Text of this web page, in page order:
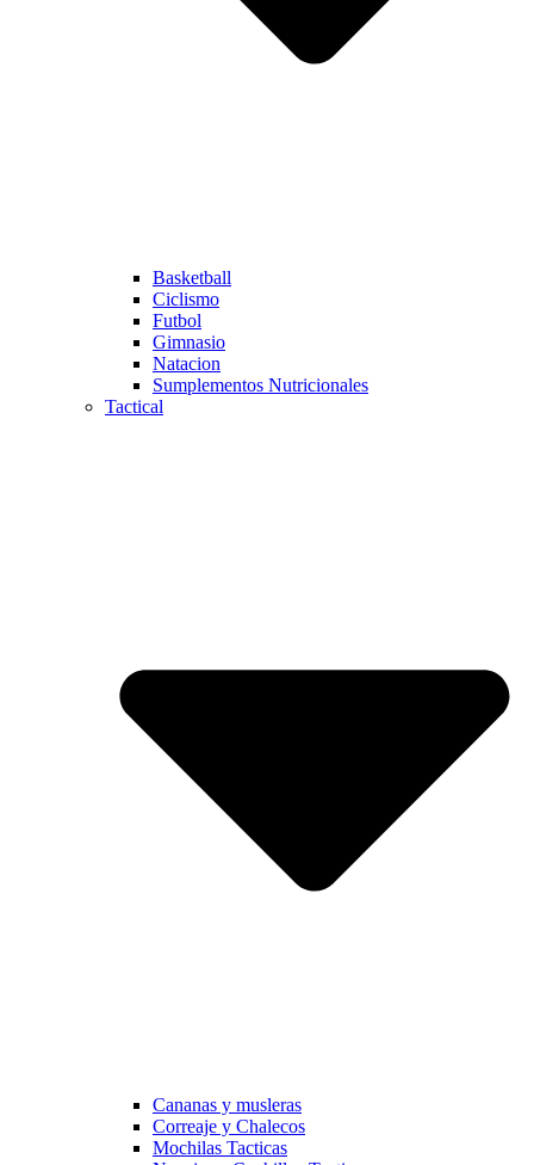
Basketball
Ciclismo
Futbol
Gimnasio
Natacion
Sumplementos Nutricionales
Tactical
Cananas y musleras
Correaje y Chalecos
Mochilas Tacticas